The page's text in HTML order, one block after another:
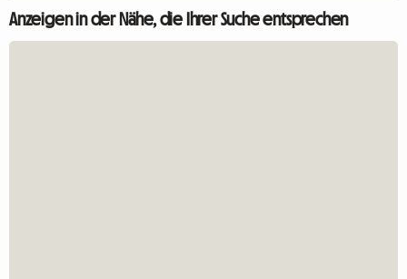
Anzeigen in der Nähe, die Ihrer Suche entsprechen